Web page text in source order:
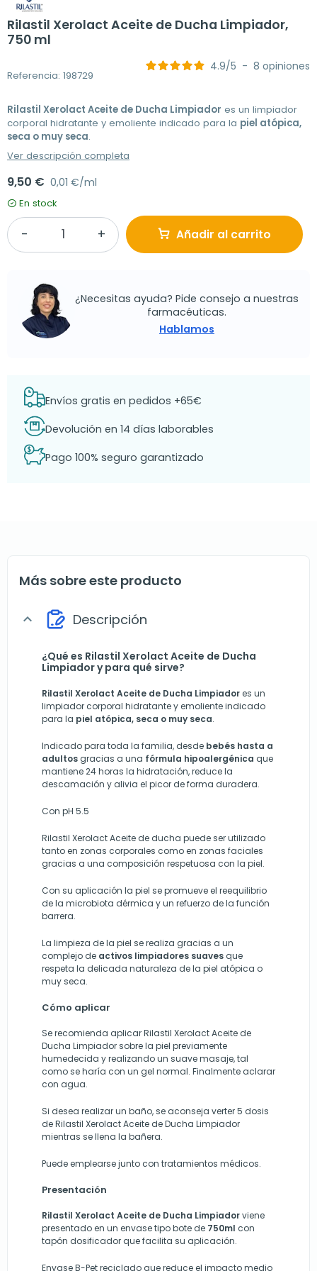
Rilastil Xerolact Aceite de Ducha Limpiador,
750 ml
Referencia: 198729
4.9/5 - 8 opiniones
Rilastil Xerolact Aceite de Ducha Limpiador es un limpiador
corporal hidratante y emoliente indicado para la piel atópica,
seca o muy seca.
Ver descripción completa
9,50 € 0,01 €/ml
En stock
Añadir al carrito
¿Necesitas ayuda? Pide consejo a nuestras
farmacéuticas.
Hablamos
Envíos gratis en pedidos +65€
Devolución en 14 días laborables
Pago 100% seguro garantizado
Más sobre este producto
expand_more Descripción
¿Qué es Rilastil Xerolact Aceite de Ducha
Limpiador y para qué sirve?
Rilastil Xerolact Aceite de Ducha Limpiadores un
limpiador corporal hidratante y emoliente indicado
para la piel atópica, seca o muy seca.
Indicado para toda la familia, desde bebés hasta a
adultos gracias a una fórmula hipoalergénica que
mantiene 24 horas la hidratación, reduce la
descamación y alivia el picor de forma duradera.
Con pH 5.5
Rilastil Xerolact Aceite de ducha puede ser utilizado
tanto en zonas corporales como en zonas faciales
gracias a una composición respetuosa con la piel.
Con su aplicación la piel se promueve el reequilibrio
de la microbiota dérmica y un refuerzo de la función
barrera.
La limpieza de la piel se realiza gracias a un
complejo de activos limpiadores suaves que
respeta la delicada naturaleza de la piel atópica o
muy seca.
Cómo aplicar
Se recomienda aplicar Rilastil Xerolact Aceite de
Ducha Limpiador sobre la piel previamente
humedecida y realizando un suave masaje, tal
como se haría con un gel normal. Finalmente aclarar
con agua.
Si desea realizar un baño, se aconseja verter 5 dosis
de Rilastil Xerolact Aceite de Ducha Limpiador
mientras se llena la bañera.
Puede emplearse junto con tratamientos médicos.
Presentación
Rilastil Xerolact Aceite de Ducha Limpiadorviene
presentado en un envase tipo bote de 750ml con
tapón dosificador que facilita su aplicación.
Envase B-Pet reciclado que reduce el impacto medio